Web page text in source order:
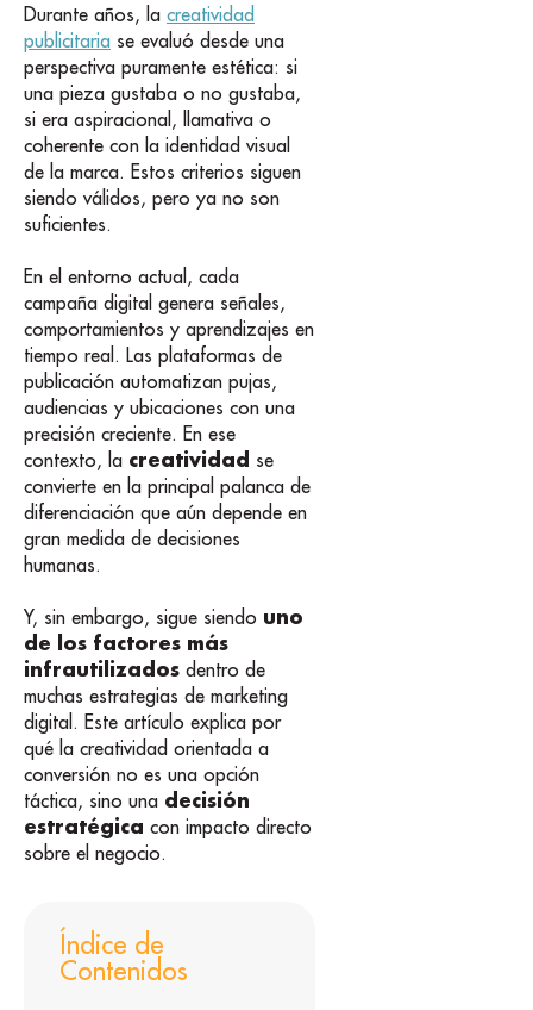
Durante años, la creatividad
publicitaria se evaluó desde una
perspectiva puramente estética: si
una pieza gustaba o no gustaba,
si era aspiracional, llamativa o
coherente con la identidad visual
de la marca. Estos criterios siguen
siendo válidos, pero ya no son
suficientes.
En el entorno actual, cada
campaña digital genera señales,
comportamientos y aprendizajes en
tiempo real. Las plataformas de
publicación automatizan pujas,
audiencias y ubicaciones con una
precisión creciente. En ese
contexto, la creatividad se
convierte en la principal palanca de
diferenciación que aún depende en
gran medida de decisiones
humanas.
Y, sin embargo, sigue siendo uno
de los factores más
infrautilizados dentro de
muchas estrategias de marketing
digital. Este artículo explica por
qué la creatividad orientada a
conversión no es una opción
táctica, sino una decisión
estratégica con impacto directo
sobre el negocio.
Índice de
Contenidos